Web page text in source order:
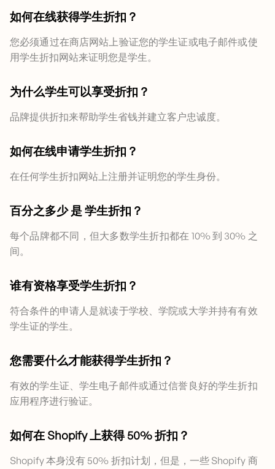
如何在线获得学生折扣？
您必须通过在商店网站上验证您的学生证或电子邮件或使
用学生折扣网站来证明您是学生。
为什么学生可以享受折扣？
品牌提供折扣来帮助学生省钱并建立客户忠诚度。
如何在线申请学生折扣？
在任何学生折扣网站上注册并证明您的学生身份。
百分之多少是学生折扣？
每个品牌都不同，但大多数学生折扣都在 10% 到 30% 之
间。
谁有资格享受学生折扣？
符合条件的申请人是就读于学校、学院或大学并持有有效
学生证的学生。
您需要什么才能获得学生折扣？
有效的学生证、学生电子邮件或通过信誉良好的学生折扣
应用程序进行验证。
如何在 Shopify 上获得 50% 折扣？
Shopify 本身没有 50% 折扣计划，但是，一些 Shopify 商